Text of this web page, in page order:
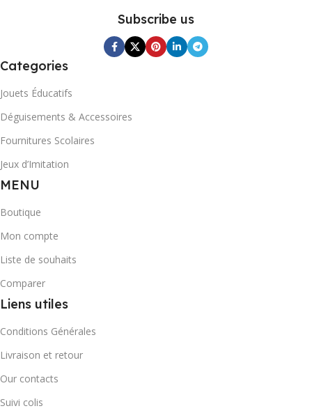
Subscribe us
Categories
Jouets Éducatifs
Déguisements & Accessoires
Fournitures Scolaires
Jeux d’Imitation
MENU
Boutique
Mon compte
Liste de souhaits
Comparer
Liens utiles
Conditions Générales
Livraison et retour
Our contacts
Suivi colis